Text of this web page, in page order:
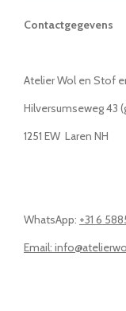
Contactgegevens
Atelier Wol en Stof
Hilversumseweg 43
1251 EW Laren NH
WhatsApp: +31 6
Email: